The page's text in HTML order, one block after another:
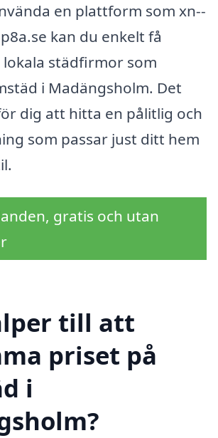
en plattform som xn--
kan du enkelt få
städfirmor som
i Madängsholm. Det
dig att hitta en pålitlig och
som passar just ditt hem
gratis och utan
till att
priset på
i